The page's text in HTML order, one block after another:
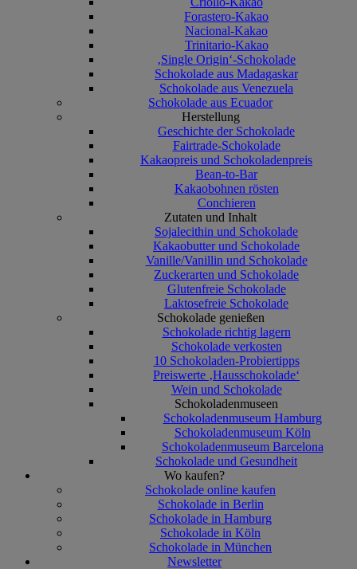
Forastero-Kakao
Nacional-Kakao
Trinitario-Kakao
‚Single Origin‘-Schokolade
Schokolade aus Madagaskar
Schokolade aus Venezuela
Schokolade aus Ecuador
Herstellung
Geschichte der Schokolade
Fairtrade-Schokolade
Kakaopreis und Schokoladenpreis
Bean-to-Bar
Kakaobohnen rösten
Conchieren
Zutaten und Inhalt
Sojalecithin und Schokolade
Kakaobutter und Schokolade
Vanille/Vanillin und Schokolade
Zuckerarten und Schokolade
Glutenfreie Schokolade
Laktosefreie Schokolade
Schokolade genießen
Schokolade richtig lagern
Schokolade verkosten
10 Schokoladen-Probiertipps
Preiswerte ‚Hausschokolade‘
Wein und Schokolade
Schokoladenmuseen
Schokoladenmuseum Hamburg
Schokoladenmuseum Köln
Schokoladenmuseum Barcelona
Schokolade und Gesundheit
Wo kaufen?
Schokolade online kaufen
Schokolade in Berlin
Schokolade in Hamburg
Schokolade in Köln
Schokolade in München
Newsletter